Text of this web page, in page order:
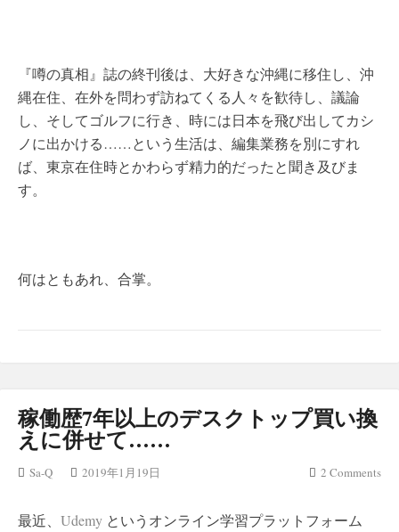
『噂の真相』誌の終刊後は、大好きな沖縄に移住し、沖
縄在住、在外を問わず訪ねてくる人々を歓待し、議論
し、そしてゴルフに行き、時には日本を飛び出してカシ
ノに出かける……という生活は、編集業務を別にすれ
ば、東京在住時とかわらず精力的だったと聞き及びま
す。
何はともあれ、合掌。
稼働歴7年以上のデスクトップ買い換
えに併せて……
Sa-Q 2019年1月19日 2 Comments
最近、 Udemy というオンライン学習プラットフォーム